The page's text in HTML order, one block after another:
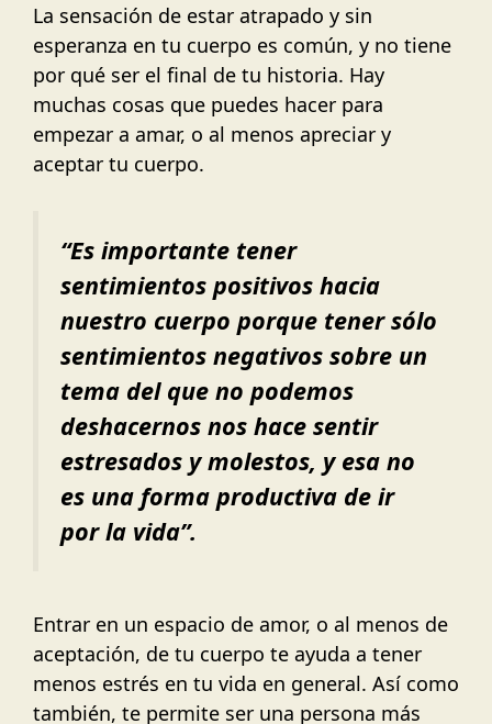
La sensación de estar atrapado y sin
esperanza en tu cuerpo es común, y no tiene
por qué ser el final de tu historia. Hay
muchas cosas que puedes hacer para
empezar a amar, o al menos apreciar y
aceptar tu cuerpo.
“Es importante tener
sentimientos positivos hacia
nuestro cuerpo porque tener sólo
sentimientos negativos sobre un
tema del que no podemos
deshacernos nos hace sentir
estresados y molestos, y esa no
es una forma productiva de ir
por la vida”.
Entrar en un espacio de amor, o al menos de
aceptación, de tu cuerpo te ayuda a tener
menos estrés en tu vida en general. Así como
también, te permite ser una persona más